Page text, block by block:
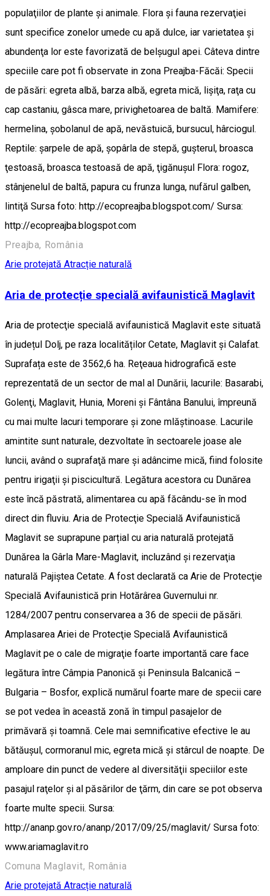
populaţiilor de plante şi animale. Flora şi fauna rezervaţiei
sunt specifice zonelor umede cu apă dulce, iar varietatea şi
abundenţa lor este favorizată de belşugul apei. Câteva dintre
speciile care pot fi observate in zona Preajba-Făcăi: Specii
de păsări: egreta albă, barza albă, egreta mică, lişiţa, raţa cu
cap castaniu, gâsca mare, privighetoarea de baltă. Mamifere:
hermelina, şobolanul de apă, nevăstuică, bursucul, hârciogul.
Reptile: şarpele de apă, şopârla de stepă, guşterul, broasca
ţestoasă, broasca testoasă de apă, ţigănuşul Flora: rogoz,
stânjenelul de baltă, papura cu frunza lunga, nufărul galben,
lintiţă Sursa foto: http://ecopreajba.blogspot.com/ Sursa:
http://ecopreajba.blogspot.com
Preajba, România
Arie protejată Atracție naturală
Aria de protecție specială avifaunistică Maglavit
Aria de protecţie specială avifaunistică Maglavit este situată
în județul Dolj, pe raza localităților Cetate, Maglavit şi Calafat.
Suprafața este de 3562,6 ha. Reţeaua hidrografică este
reprezentată de un sector de mal al Dunării, lacurile: Basarabi,
Golenţi, Maglavit, Hunia, Moreni şi Fântâna Banului, împreună
cu mai multe lacuri temporare şi zone mlăştinoase. Lacurile
amintite sunt naturale, dezvoltate în sectoarele joase ale
luncii, având o suprafaţă mare şi adâncime mică, fiind folosite
pentru irigaţii şi piscicultură. Legătura acestora cu Dunărea
este încă păstrată, alimentarea cu apă făcându-se în mod
direct din fluviu. Aria de Protecţie Specială Avifaunistică
Maglavit se suprapune parțial cu aria naturală protejată
Dunărea la Gârla Mare-Maglavit, incluzând şi rezervaţia
naturală Pajiştea Cetate. A fost declarată ca Arie de Protecţie
Specială Avifaunistică prin Hotărârea Guvernului nr.
1284/2007 pentru conservarea a 36 de specii de păsări.
Amplasarea Ariei de Protecţie Specială Avifaunistică
Maglavit pe o cale de migraţie foarte importantă care face
legătura între Câmpia Panonică şi Peninsula Balcanică –
Bulgaria – Bosfor, explică numărul foarte mare de specii care
se pot vedea în această zonă în timpul pasajelor de
primăvară şi toamnă. Cele mai semnificative efective le au
bătăuşul, cormoranul mic, egreta mică şi stârcul de noapte. De
amploare din punct de vedere al diversităţii speciilor este
pasajul raţelor şi al păsărilor de ţărm, din care se pot observa
foarte multe specii. Sursa:
http://ananp.gov.ro/ananp/2017/09/25/maglavit/ Sursa foto:
www.ariamaglavit.ro
Comuna Maglavit, România
Arie protejată Atracție naturală